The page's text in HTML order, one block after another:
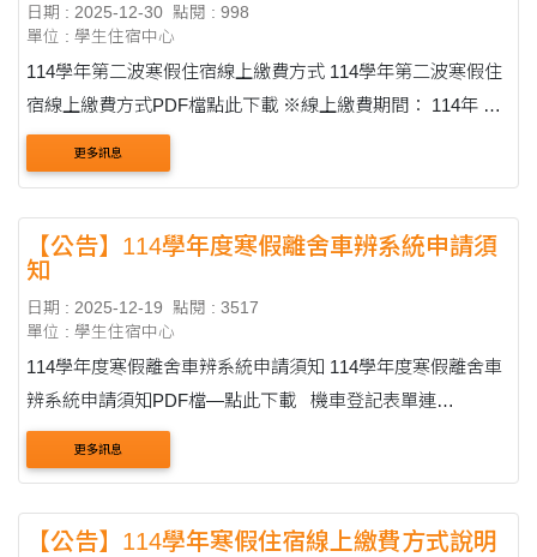
日期 : 2025-12-30 點閱 : 998
單位 : 學生住宿中心
114學年第二波寒假住宿線上繳費方式 114學年第二波寒假住
宿線上繳費方式PDF檔點此下載 ※線上繳費期間： 114年 12
月 31 日 8:00 至 1 15 年 1 月 6 日 15:30 請同學務必於此期限
內進行繳費。 步驟一：進入學....
更多訊息
【公告】114學年度寒假離舍車辨系統申請須
知
日期 : 2025-12-19
點閱 : 3517
單位 : 學生住宿中心
114學年度寒假離舍車辨系統申請須知 114學年度寒假離舍車
辨系統申請須知PDF檔—點此下載 機車登記表單連
更多訊息
【公告】114學年寒假住宿線上繳費方式說明